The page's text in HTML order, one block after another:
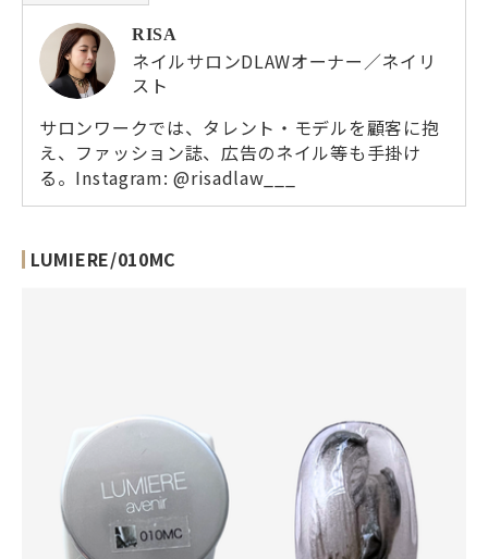
RISA
ネイルサロンDLAWオーナー／ネイリ
スト
サロンワークでは、タレント・モデルを顧客に抱
え、ファッション誌、広告のネイル等も手掛け
る。Instagram:@risadlaw___
LUMIERE/010MC